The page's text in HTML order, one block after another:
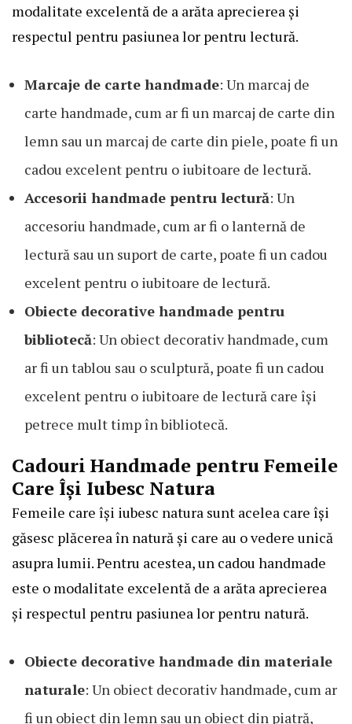
modalitate excelentă de a arăta aprecierea și
respectul pentru pasiunea lor pentru lectură.
Marcaje de carte handmade: Un marcaj de
carte handmade, cum ar fi un marcaj de carte din
lemn sau un marcaj de carte din piele, poate fi un
cadou excelent pentru o iubitoare de lectură.
Accesorii handmade pentru lectură: Un
accesoriu handmade, cum ar fi o lanternă de
lectură sau un suport de carte, poate fi un cadou
excelent pentru o iubitoare de lectură.
Obiecte decorative handmade pentru
bibliotecă: Un obiect decorativ handmade, cum
ar fi un tablou sau o sculptură, poate fi un cadou
excelent pentru o iubitoare de lectură care își
petrece mult timp în bibliotecă.
Cadouri Handmade pentru Femeile
Care Își Iubesc Natura
Femeile care își iubesc natura sunt acelea care își
găsesc plăcerea în natură și care au o vedere unică
asupra lumii. Pentru acestea, un cadou handmade
este o modalitate excelentă de a arăta aprecierea
și respectul pentru pasiunea lor pentru natură.
Obiecte decorative handmade din materiale
naturale: Un obiect decorativ handmade, cum ar
fi un obiect din lemn sau un obiect din piatră,